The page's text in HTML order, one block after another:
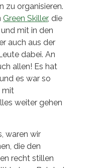
zu organisieren.
Green Skiller, die
mit in den
auch aus der
dabei. An
allen! Es hat
es war so
mit
weiter gehen
waren wir
die den
recht stillen